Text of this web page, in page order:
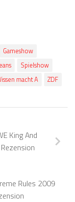
Gameshow
Spielshow
macht A ZDF
King And
Rules 2009